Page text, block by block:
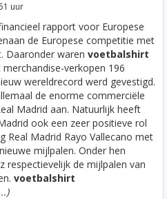
uur
rapport voor Europese
de Europese competitie met
Daaronder waren voetbalshirt
verkopen 196
wereldrecord werd gevestigd.
de enorme commerciële
Madrid aan. Natuurlijk heeft
ook een zeer positieve rol
Real Madrid Rayo Vallecano met
mijlpalen. Onder hen
respectievelijk de mijlpalen van
voetbalshirt